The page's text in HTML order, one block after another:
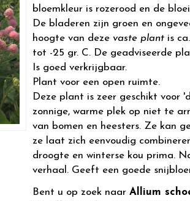
bloemkleur is rozerood en de
De bladeren zijn groen en
hoogte van deze vaste plant is
tot -25 gr. C. De geadviseerde
Is goed verkrijgbaar.
Plant voor een open ruimte.
Deze plant is zeer geschikt voor
zonnige, warme plek op niet te
van bomen en heesters. Ze kan
ze laat zich eenvoudig
droogte en winterse kou prima.
verhaal. Geeft een goede
Bent u op zoek naar Allium